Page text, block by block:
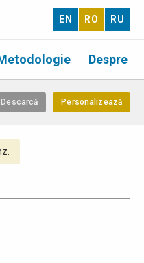
EN RO RU
Despre
Personalizează
Descarcă